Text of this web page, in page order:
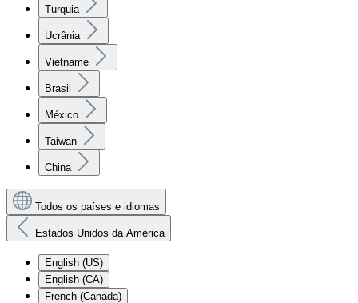
Turquia
Ucrânia
Vietname
Brasil
México
Taiwan
China
Todos os países e idiomas
Estados Unidos da América
English (US)
English (CA)
French (Canada)